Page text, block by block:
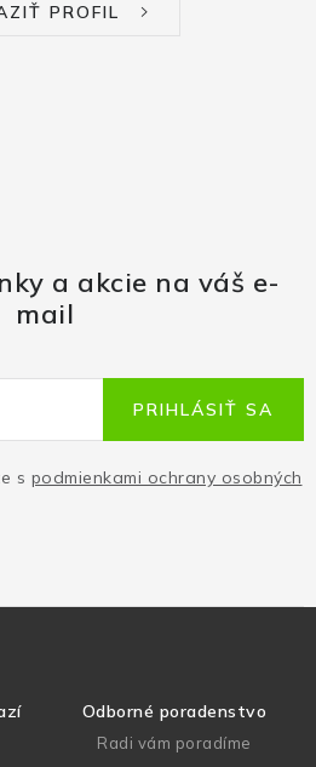
PROFIL
a akcie na váš e-
mail
s podmienkami ochrany osobných
PRIHLÁSIŤ SA
Odborné poradenstvo
Radi vám poradíme